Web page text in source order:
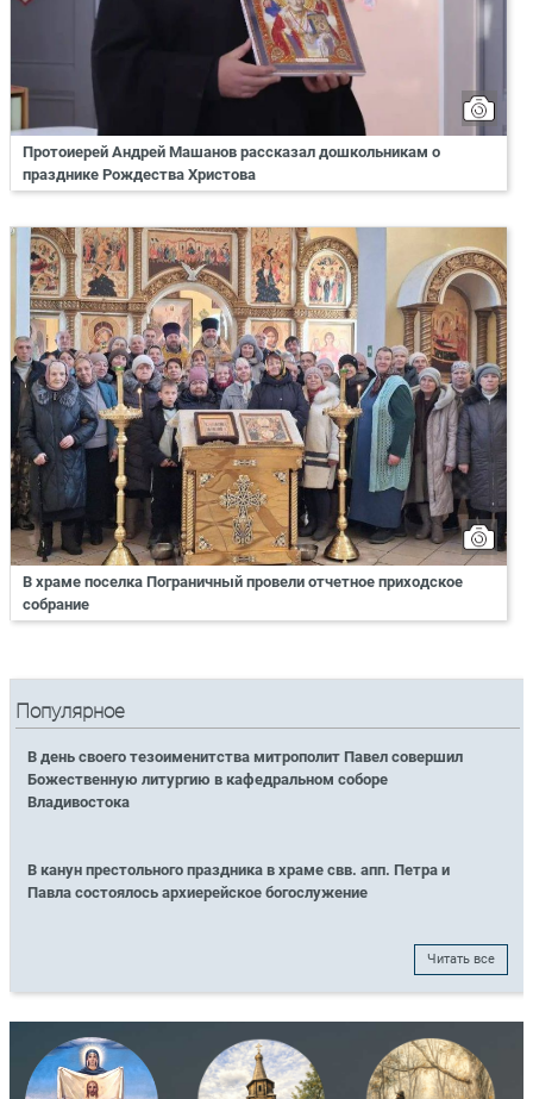
Протоиерей Андрей Машанов рассказал дошкольникам о
празднике Рождества Христова
В храме поселка Пограничный провели отчетное приходское
собрание
Популярное
В день своего тезоименитства митрополит Павел совершил
Божественную литургию в кафедральном соборе
Владивостока
В канун престольного праздника в храме свв. апп. Петра и
Павла состоялось архиерейское богослужение
Читать все